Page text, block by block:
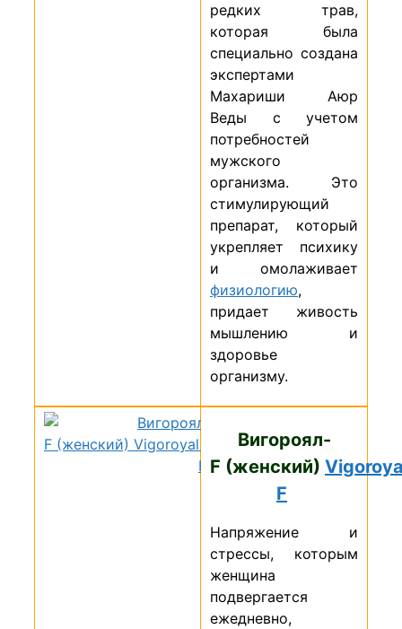
редких трав,
которая была
специально создана
экспертами
Махариши Аюр
Веды с учетом
потребностей
мужского
организма. Это
стимулирующий
препарат, который
укрепляет психику
и омолаживает
физиологию,
придает живость
мышлению и
здоровье
организму.
Вигороял-
F (женский)
F
Напряжение и
стрессы, которым
женщина
подвергается
ежедневно,